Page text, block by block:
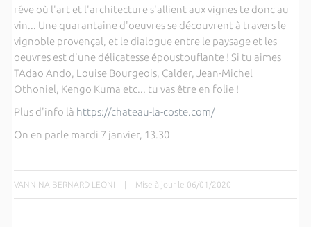
rêve où l'art et l'architecture s'allient aux vignes te donc au
vin... Une quarantaine d'oeuvres se découvrent à travers le
vignoble provençal, et le dialogue entre le paysage et les
oeuvres est d'une délicatesse époustouflante ! Si tu aimes
TAdao Ando, Louise Bourgeois, Calder, Jean-Michel
Othoniel, Kengo Kuma etc... tu vas être en folie !
Plus d'info là https://chateau-la-coste.com/
On en parle mardi 7 janvier, 13.30
VANNINA BERNARD-LEONI | Mise à jour le 06/01/2020